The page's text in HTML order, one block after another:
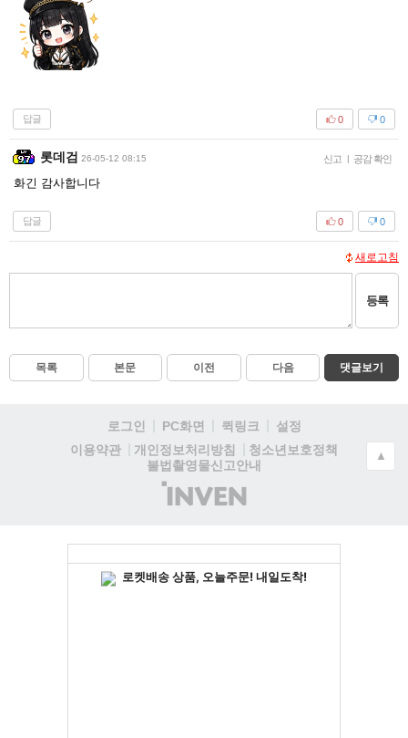
답글 0
0
롯데검 26-05-12 08:15 신고 | 공감 확인
화긴 감사합니다
답글 0
0
새로고침
등록
목록 본문 이전 다음 댓글보기
로그인 PC화면 퀵링크
설정
이용약관
개인정보처리방침
청소년보호정책
불법촬영물신고안내
(주)
인
▲